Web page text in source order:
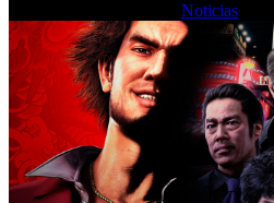
Noticias